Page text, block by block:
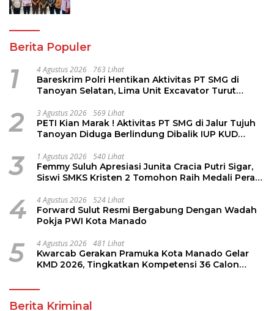
Berita Populer
1 4 Agustus 2026 763 Lihat
Bareskrim Polri Hentikan Aktivitas PT SMG di
Tanoyan Selatan, Lima Unit Excavator Turut
2 3 Agustus 2026 569 Lihat
PETI Kian Marak ! Aktivitas PT SMG di Jalur Tujuh
Tanoyan Diduga Berlindung Dibalik IUP KUD
3 1 Agustus 2026 540 Lihat
Femmy Suluh Apresiasi Junita Cracia Putri Sigar,
Siswi SMKS Kristen 2 Tomohon Raih Medali Perak
4 4 Agustus 2026 524 Lihat
Forward Sulut Resmi Bergabung Dengan Wadah
Pokja PWI Kota Manado
5 4 Agustus 2026 481 Lihat
Kwarcab Gerakan Pramuka Kota Manado Gelar
KMD 2026, Tingkatkan Kompetensi 36 Calon
Berita Kriminal